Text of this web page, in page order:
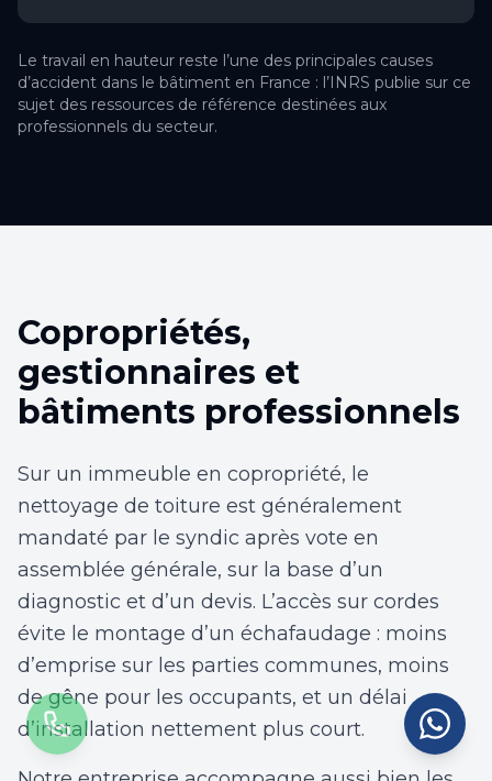
Le travail en hauteur reste l’une des principales causes
d’accident dans le bâtiment en France : l’INRS publie sur ce
sujet des ressources de référence destinées aux
professionnels du secteur.
Copropriétés,
gestionnaires et
bâtiments professionnels
Sur un immeuble en copropriété, le
nettoyage de toiture est généralement
mandaté par le syndic après vote en
assemblée générale, sur la base d’un
diagnostic et d’un devis. L’accès sur cordes
évite le montage d’un échafaudage : moins
d’emprise sur les parties communes, moins
de gêne pour les occupants, et un délai
d’installation nettement plus court.